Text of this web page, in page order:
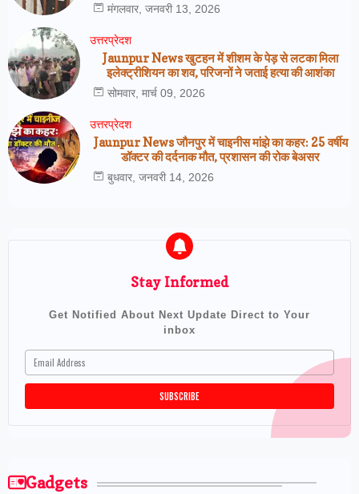
मंगलवार, जनवरी 13, 2026
उत्तरप्रेदश
Jaunpur News खुटहन में शीशम के पेड़ से लटका मिला
इलेक्ट्रीशियन का शव, परिजनों ने जताई हत्या की आशंका
सोमवार, मार्च 09, 2026
उत्तरप्रेदश
Jaunpur News जौनपुर में चाइनीस मांझे का कहर: 25 वर्षीय
डॉक्टर की दर्दनाक मौत, प्रशासन की रोक बेअसर
बुधवार, जनवरी 14, 2026
Stay Informed
Get Notified About Next Update Direct to Your
inbox
Gadgets